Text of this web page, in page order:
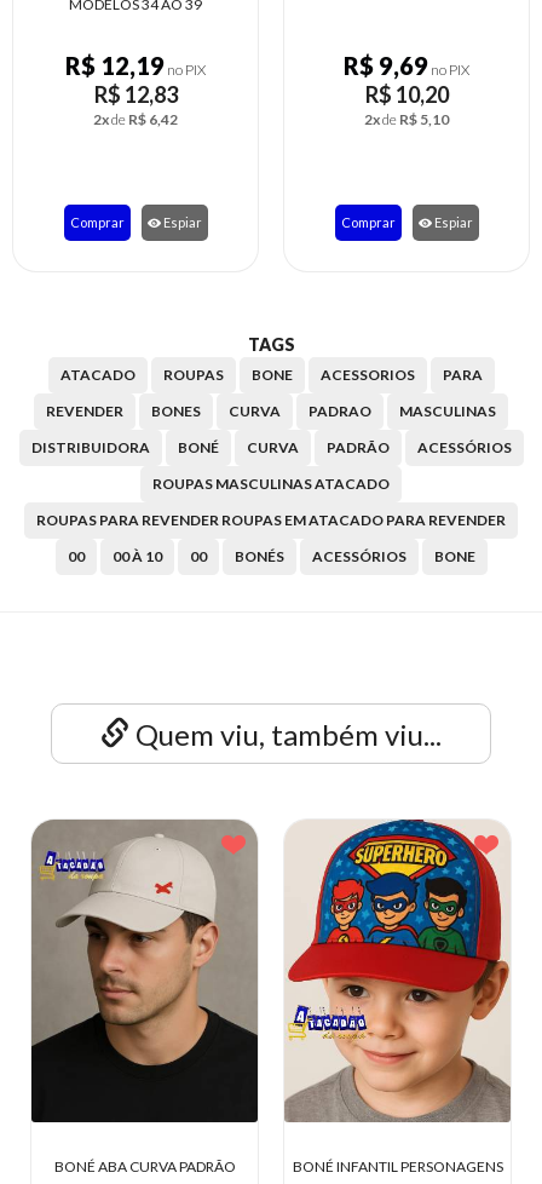
R$ 9,69no PIX
R$ 10,20
2xdeR$ 5,10
Comprar Espiar
R$ 11,65
R$ 12,26
2xdeR$ 6,13
Comprar Espiar
TAGS
ATACADO ROUPAS BONE ACESSORIOS
PARA
REVENDER
BONES CURVA PADRAO
MASCULINAS
DISTRIBUIDORA
BONÉ CURVA PADRÃO
ACESSÓRIOS
ROUPAS MASCULINAS ATACADO
ROUPAS PARA REVENDER ROUPAS EM ATACADO PARA REVENDER
00
00 À 10 00 BONÉS ACESSÓRIOS BONE
Quem viu, também viu...
CAMUFLADO MILITAR BONÉ ABA CURVA PADRÃO BONÉ